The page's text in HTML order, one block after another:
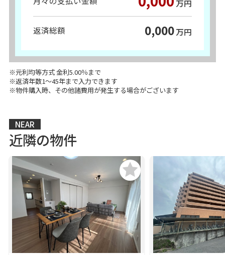
万円
返済総額 0,000万円
※元利均等方式 金利5.00％まで
※返済年数1～45年まで入力できます
※物件購入時、その他諸費用が発生する場合がございます
NEAR
近隣の物件